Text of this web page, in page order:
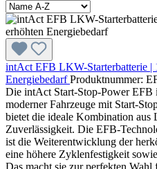
intAct EFB LKW-Starterbatterie |
EnergiebedarfProduktnummer:
Die intAct Start-Stop-Power EFB
moderner Fahrzeuge mit Start-
bietet die ideale Kombination aus
Zuverlässigkeit. Die EFB-
ist die Weiterentwicklung der
eine höhere Zyklenfestigkeit
Das macht sie zur perfekten